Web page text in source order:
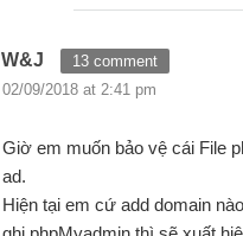
W&J
13 comment
02/09/2018 at 2:41 pm
Giờ em muốn bảo vệ cái File
ad.
Hiện tại em cứ add domain